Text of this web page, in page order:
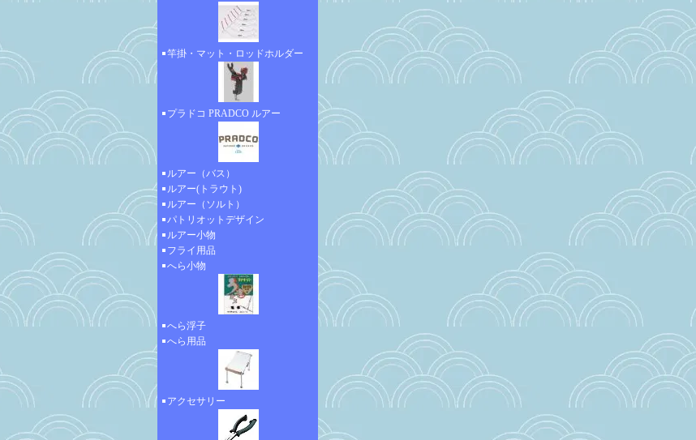
竿掛・マット・ロッドホルダー
プラドコ PRADCO ルアー
ルアー（バス）
ルアー(トラウト)
ルアー（ソルト）
パトリオットデザイン
ルアー小物
フライ用品
へら小物
へら浮子
へら用品
アクセサリー